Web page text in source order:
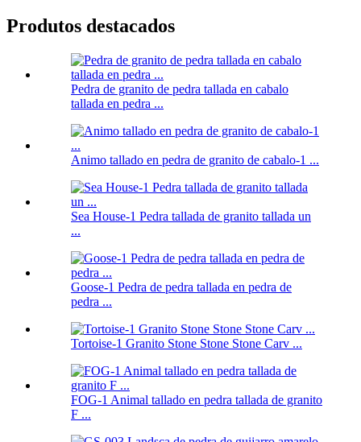
Produtos destacados
Pedra de granito de pedra tallada en cabalo
tallada en pedra ...
Animo tallado en pedra de granito de cabalo-1 ...
Sea House-1 Pedra tallada de granito tallada un
...
Goose-1 Pedra de pedra tallada en pedra de
pedra ...
Tortoise-1 Granito Stone Stone Stone Carv ...
FOG-1 Animal tallado en pedra tallada de granito
F ...